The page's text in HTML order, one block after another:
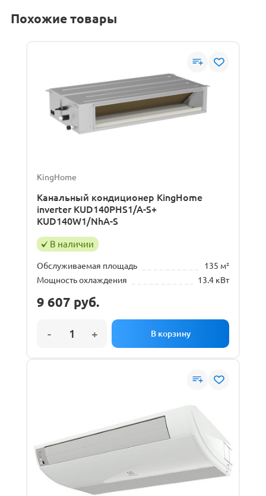
Похожие товары
KingHome
Канальный кондиционер KingHome
inverter KUD140PHS1/A-S+
KUD140W1/NhA-S
В наличии
Обслуживаемая площадь
135 м²
Мощность охлаждения
13.4 кВт
9 607 руб.